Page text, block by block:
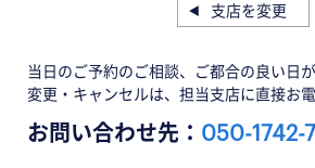
支店を変更
当日のご予約のご相談、ご都合の良い日
変更・キャンセルは、担当支店に直接お電
お問い合わせ先： 050-1742-